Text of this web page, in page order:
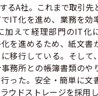
るA社。これまで取引先
IT化を進め、業務を効
加えて経理部門のIT化
を進めるため、紙文書
移行している。そして
務所との帳簿書類のや
った。安全・簡単に文
ウドストレージを採用